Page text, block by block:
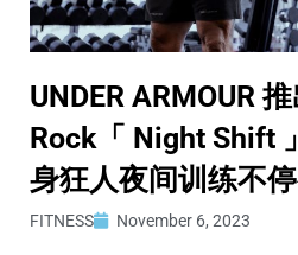
UNDER ARMOUR
Rock「 Night Shift
身狂人夜间训练不停
FITNESS November 6, 2023